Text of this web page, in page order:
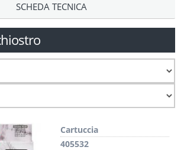
SCHEDA TECNICA
Cartuccia
405532